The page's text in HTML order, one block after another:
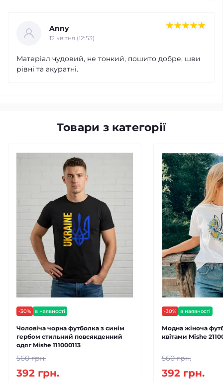
Anny
12 квітня (12:53)
Матеріал чудовий, не тонкий, пошито добре, шви
рівні та акуратні.
Товари з категорії
-30% в наявності
Чоловіча чорна футболка з синім
гербом стильний повсякденний
одяг Mishe 111000113
560 грн.
392 грн.
-30% в наявності
Модна жіноча
квітами Mishe
560 грн.
392 грн.